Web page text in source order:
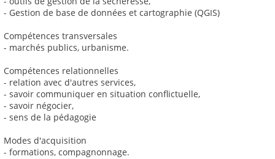
- Gestion de base de données et cartographie (QGIS)
Compétences transversales
- marchés publics, urbanisme.
Compétences relationnelles
- relation avec d'autres services,
- savoir communiquer en situation conflictuelle,
- savoir négocier,
- sens de la pédagogie
Modes d'acquisition
- formations, compagnonnage.